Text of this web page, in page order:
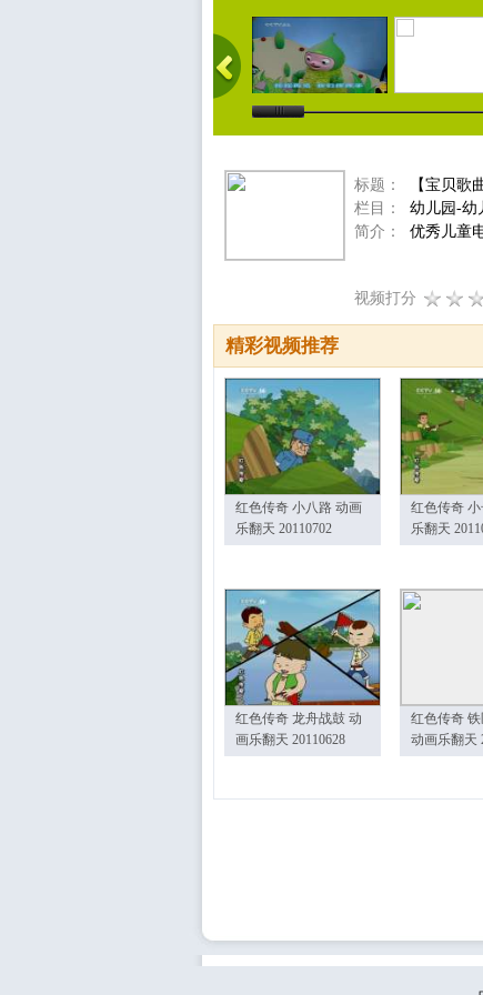
标题：
【宝贝歌
栏目：
幼儿园-幼
简介：
优秀儿童
视频打分
精彩视频推荐
红色传奇 小八路 动画
乐翻天 20110702
红色传奇
乐翻天
红色传奇 龙舟战鼓 动
画乐翻天 20110628
红色传奇
动画乐翻天